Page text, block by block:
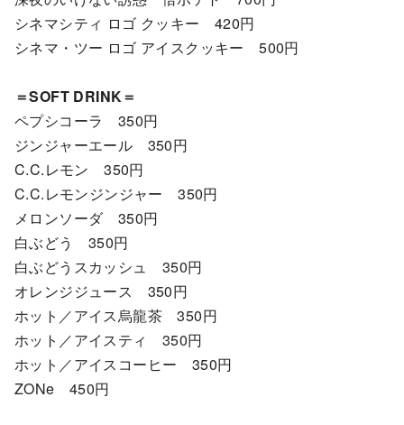
シネマシティ ロゴ クッキー 420円
シネマ・ツー ロゴ アイスクッキー 500円
＝SOFT DRINK＝
ペプシコーラ 350円
ジンジャーエール 350円
C.C.レモン 350円
C.C.レモンジンジャー 350円
メロンソーダ 350円
白ぶどう 350円
白ぶどうスカッシュ 350円
オレンジジュース 350円
ホット／アイス烏龍茶 350円
ホット／アイスティ 350円
ホット／アイスコーヒー 350円
ZONe 450円